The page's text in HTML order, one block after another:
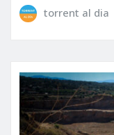
torrent al dia